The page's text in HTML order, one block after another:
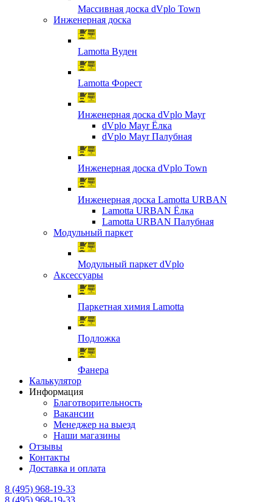
Массивная доска dVplo Town
Инженерная доска
Lamotta Вуден
Lamotta Форест
Инженерная доска dVplo Mayr
dVplo Mayr Ёлка
dVplo Mayr Палубная
Инженерная доска dVplo Town
Инженерная доска Lamotta URBAN
Lamotta URBAN Ёлка
Lamotta URBAN Палубная
Модульный паркет
Модульный паркет dVplo
Аксессуары
Паркетная химия Lamotta
Подложка
Фанера
Калькулятор
Информация
Благотворительность
Вакансии
Менеджер на выезд
Наши магазины
Отзывы
Контакты
Доставка и оплата
8 (495) 968-19-33
8 (495) 968-19-33